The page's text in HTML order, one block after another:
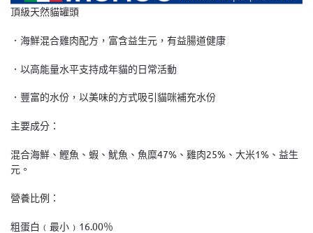
頂級天然貓罐頭
．海鮮混合雞肉配方，富含益生元，有益腸道健康
．以高能量水平支持成年貓的日常活動
．豐富的水份，以美味的方式吸引貓咪補充水份
主要成分：
混合海鮮、鰹魚、蝦、魷魚、魚糜47%、雞肉25%、大米1%、益生
元。
營養比例：
粗蛋白﹙最小﹚16.00％